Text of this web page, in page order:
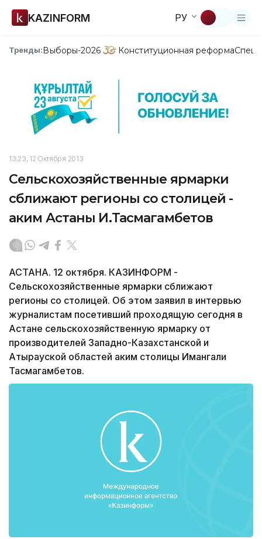
KAZINFORM РУ
Тренды:Выборы-2026 Конституционная реформа
13:23, 12 Октября 2013
Сельскохозяйственные ярмарки
сближают регионы со столицей -
аким Астаны И.Тасмагамбетов
АСТАНА. 12 октября. КАЗИНФОРМ -
Сельскохозяйственные ярмарки сближают
регионы со столицей. Об этом заявил в интервью
журналистам посетивший проходящую сегодня в
Астане сельскохозяйственную ярмарку от
производителей Западно-Казахстанской и
Атырауской областей аким столицы Имангали
Тасмагамбетов.